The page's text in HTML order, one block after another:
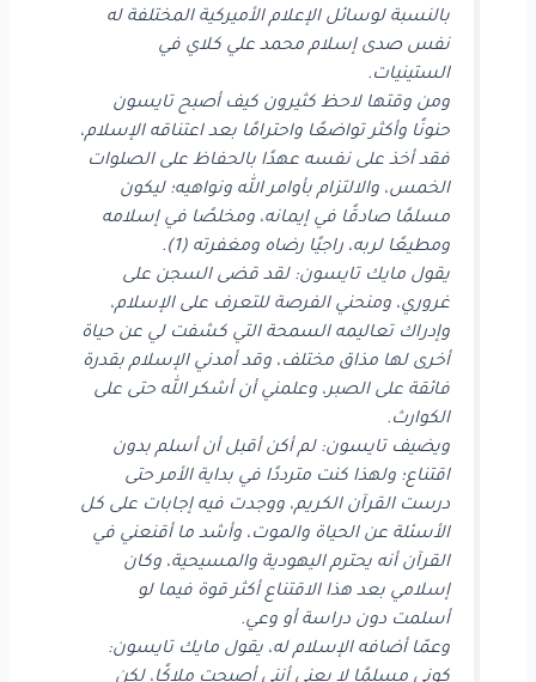
بالنسبة لوسائل الإعلام الأميركية المختلفة له
نفس صدى إسلام محمد علي كلاي في
الستينيات.
ومن وقتها لاحظ كثيرون كيف أصبح تايسون
حنونًا وأكثر تواضعًا واحترامًا بعد اعتناقه الإسلام،
فقد أخذ على نفسه عهدًا بالحفاظ على الصلوات
الخمس، والالتزام بأوامر الله ونواهيه؛ ليكون
مسلمًا صادقًا في إيمانه، ومخلصًا في إسلامه
ومطيعًا لربه، راجيًا رضاه ومغفرته (1).
يقول مايك تايسون: لقد قضى السجن على
غروري، ومنحني الفرصة للتعرف على الإسلام،
وإدراك تعاليمه السمحة التي كشفت لي عن حياة
أخرى لها مذاق مختلف، وقد أمدني الإسلام بقدرة
فائقة على الصبر، وعلمني أن أشكر الله حتى على
الكوارث.
ويضيف تايسون: لم أكن أقبل أن أسلم بدون
اقتناع؛ ولهذا كنت مترددًا في بداية الأمر حتى
درست القرآن الكريم، ووجدت فيه إجابات على كل
الأسئلة عن الحياة والموت، وأشد ما أقنعني في
القرآن أنه يحترم اليهودية والمسيحية، وكان
إسلامي بعد هذا الاقتناع أكثر قوة فيما لو
أسلمت دون دراسة أو وعي.
وعمّا أضافه الإسلام له، يقول مايك تايسون: